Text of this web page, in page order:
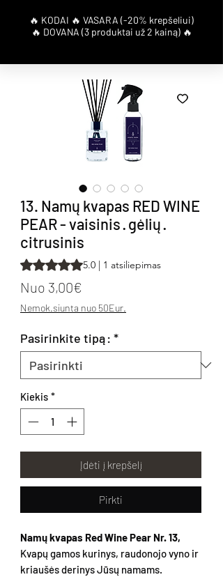
13. Namų kvapas RED WINE
PEAR - vaisinis · gėlių ·
citrusinis
Rating is 5.0 out of five stars based on 1
5.0 | 1 atsiliepimas
Nuo 3,00€
Nemok.siunta nuo 50Eur.
Pasirinkite tipą: *
Kiekis *
Įdėti į krepšelį
Pirkti
Namų kvapas Red Wine Pear Nr. 13,
Kvapų gamos kurinys, raudonojo vyno ir
kriaušės derinys Jūsų namams.